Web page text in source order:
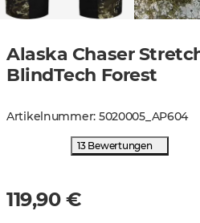
Alaska Chaser
BlindTech Forest
Artikelnummer: 5020005_ AP604
13 Bewertungen
119,90 €